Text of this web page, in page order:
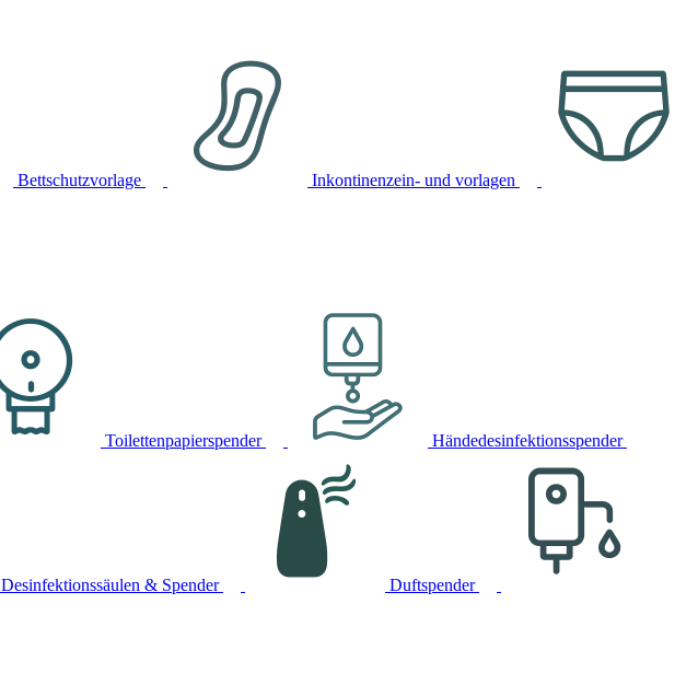
Bettschutzvorlage
Inkontinenzein- und vorlagen
Toilettenpapierspender Händedesinfektionsspender
Desinfektionssäulen & Spender
Duftspender